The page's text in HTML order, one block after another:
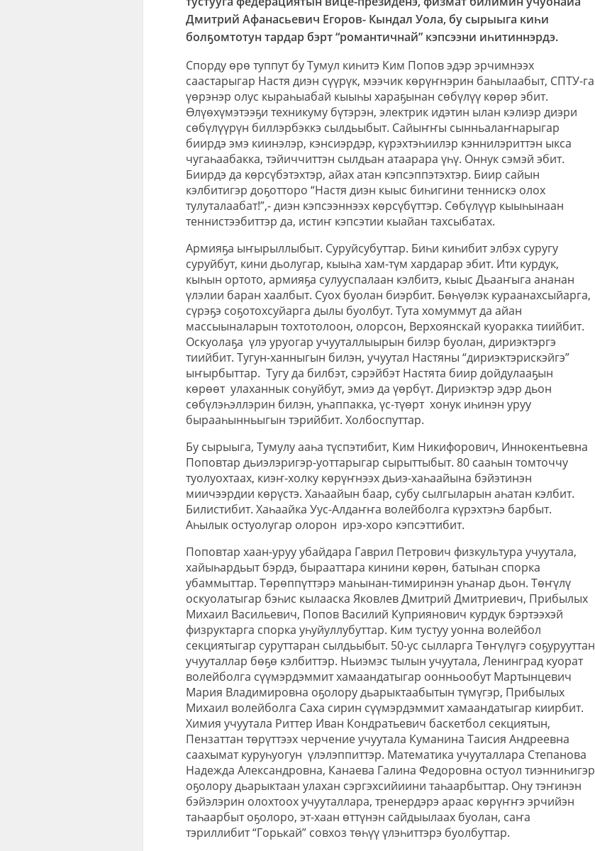
Дмитрий Афанасьевич Егоров- Кындал Уола, бу сырыыга киһи
болҕомтотун тардар бэрт “романтичнай” кэпсээни иһитиннэрдэ.
Спорду өрө туппут бу Тумул киһитэ Ким Попов эдэр эрчимнээх
саастарыгар Настя диэн сүүрүк, мээчик көрүҥнэрин баһылаабыт, СПТУ-га
үөрэнэр олус кыраһыабай кыыһы хараҕынан сөбүлүү көрөр эбит.
Өлүөхүмэтээҕи техникуму бүтэрэн, электрик идэтин ылан кэлиэр диэри
сөбүлүүрүн биллэрбэккэ сылдьыбыт. Сайыҥҥы сынньалаҥнарыгар
биирдэ эмэ киинэлэр, кэнсиэрдэр, күрэхтэһиилэр кэннилэриттэн ыкса
чугаһаабакка, тэйиччиттэн сылдьан атаарара үһү. Оннук сэмэй эбит.
Биирдэ да көрсүбэтэхтэр, айах атан кэпсэппэтэхтэр. Биир сайын
кэлбитигэр доҕотторо “Настя диэн кыыс биһигини теннискэ олох
тулуталаабат!”,- диэн кэпсээннээх көрсүбүттэр. Сөбүлүүр кыыһынаан
теннистээбиттэр да, истиҥ кэпсэтии кыайан тахсыбатах.
Армияҕа ыҥырыллыбыт. Суруйсубуттар. Биһи киһибит элбэх суругу
суруйбут, кини дьолугар, кыыһа хам-түм хардарар эбит. Ити курдук,
кыһын ортото, армияҕа сулууспалаан кэлбитэ, кыыс Дьааҥыга ананан
үлэлии баран хаалбыт. Суох буолан биэрбит. Бөһүөлэк кураанахсыйарга,
сүрэҕэ соҕотохсуйарга дылы буолбут. Тута хомуммут да айан
массыыналарын тохтотолоон, олорсон, Верхоянскай куоракка тиийбит.
Оскуолаҕа үлэ уруогар учууталлыырын билэр буолан, дириэктэргэ
тиийбит. Тугун-ханныгын билэн, учуутал Настяны “дириэктэрискэйгэ”
ыҥырбыттар. Тугу да билбэт, сэрэйбэт Настята биир дойдулааҕын
көрөөт улаханнык соһуйбут, эмиэ да үөрбүт. Дириэктэр эдэр дьон
сөбүлэһэллэрин билэн, уһаппакка, үс-түөрт хонук иһинэн уруу
бырааһынньыгын тэрийбит. Холбоспуттар.
Бу сырыыга, Тумулу ааһа түспэтибит, Ким Никифорович, Иннокентьевна
Поповтар дьиэлэригэр-уоттарыгар сырыттыбыт. 80 сааһын томточчу
туолуохтаах, киэҥ-холку көрүҥнээх дьиэ-хаһаайына бэйэтинэн
миичээрдии көрүстэ. Хаһаайын баар, субу сылгыларын аһатан кэлбит.
Билистибит. Хаһаайка Уус-Алдаҥҥа волейболга күрэхтэһэ барбыт.
Аһылык остуолугар олорон ирэ-хоро кэпсэттибит.
Поповтар хаан-уруу убайдара Гаврил Петрович физкультура учуутала,
хайыһардьыт бэрдэ, бырааттара кинини көрөн, батыһан спорка
убаммыттар. Төрөппүттэрэ маһынан-тимиринэн уһанар дьон. Төҥүлү
оскуолатыгар бэһис кылааска Яковлев Дмитрий Дмитриевич, Прибылых
Михаил Васильевич, Попов Василий Куприянович курдук бэртээхэй
физруктарга спорка уһуйуллубуттар. Ким тустуу уонна волейбол
секциятыгар суруттаран сылдьыбыт. 50-ус сылларга Төҥүлүгэ соҕурууттан
учууталлар бөҕө кэлбиттэр. Ньиэмэс тылын учуутала, Ленинград куорат
волейболга сүүмэрдэммит хамаандатыгар оонньообут Мартынцевич
Мария Владимировна оҕолору дьарыктаабытын түмүгэр, Прибылых
Михаил волейболга Саха сирин сүүмэрдэммит хамаандатыгар киирбит.
Химия учуутала Риттер Иван Кондратьевич баскетбол секциятын,
Пензаттан төрүттээх черчение учуутала Куманина Таисия Андреевна
саахымат куруһуогун үлэлэппиттэр. Математика учууталлара Степанова
Надежда Александровна, Канаева Галина Федоровна остуол тиэнниһигэр
оҕолору дьарыктаан улахан сэргэхсийиини таһаарбыттар. Ону тэҥинэн
бэйэлэрин олохтоох учууталлара, тренердэрэ араас көрүҥҥэ эрчийэн
таһаарбыт оҕолоро, эт-хаан өттүнэн сайдыылаах буолан, caҥа
тэриллибит “Горькай” совхоз төһүү үлэһиттэрэ буолбуттар.